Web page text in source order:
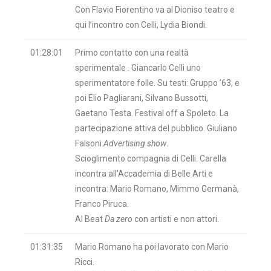
Con Flavio Fiorentino va al Dioniso teatro e
qui l’incontro con Celli, Lydia Biondi.
01:28:01
Primo contatto con una realtà
sperimentale . Giancarlo Celli uno
sperimentatore folle. Su testi: Gruppo ’63, e
poi Elio Pagliarani, Silvano Bussotti,
Gaetano Testa. Festival off a Spoleto. La
partecipazione attiva del pubblico. Giuliano
Falsoni Advertising show.
Scioglimento compagnia di Celli. Carella
incontra all’Accademia di Belle Arti e
incontra: Mario Romano, Mimmo Germanà,
Franco Piruca.
Al BeatDa zero con artisti e non attori.
01:31:35
Mario Romano ha poi lavorato con Mario
Ricci.